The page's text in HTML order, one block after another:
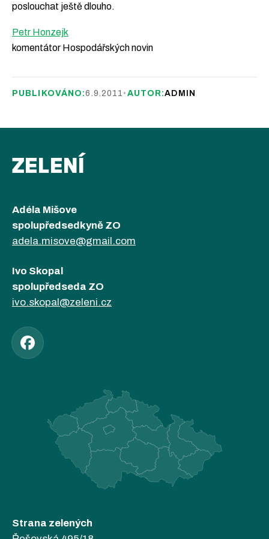
poslouchat ještě dlouho.
Petr Honzejk
komentátor Hospodářských novin
PUBLIKOVÁNO:6.9.2011 • AUTOR:ADMIN
ZELENÍ
Adéla Mišove
spolupředsedkyně ZO
adela.misove@gmail.com
Ivo Skopal
spolupředseda ZO
ivo.skopal@zeleni.cz
Strana zelených